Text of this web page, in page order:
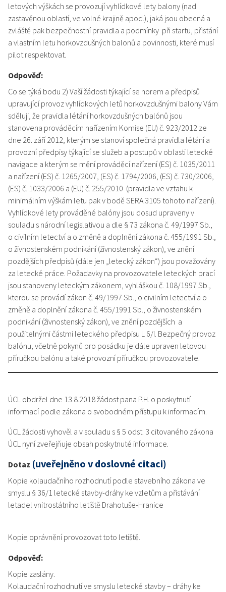
letových výškách se provozují vyhlídkové lety balony (nad
zastavěnou oblastí, ve volné krajině apod.), jaká jsou obecná a
zvláště pak bezpečnostní pravidla a podmínky při startu, přistání
a vlastním letu horkovzdušných balonů a povinnosti, které musí
pilot respektovat.
Odpověď:
Co se týká bodu 2) Vaší žádosti týkající se norem a předpisů
upravující provoz vyhlídkových letů horkovzdušnými balony Vám
sděluji, že pravidla létání horkovzdušných balónů jsou
stanovena prováděcím nařízením Komise (EU) č. 923/2012 ze
dne 26. září 2012, kterým se stanoví společná pravidla létání a
provozní předpisy týkající se služeb a postupů v oblasti letecké
navigace a kterým se mění prováděcí nařízení (ES) č. 1035/2011
a nařízení (ES) č. 1265/2007, (ES) č. 1794/2006, (ES) č. 730/2006,
(ES) č. 1033/2006 a (EU) č. 255/2010 (pravidla ve vztahu k
minimálním výškám letu pak v bodě SERA.3105 tohoto nařízení).
Vyhlídkové lety prováděné balóny jsou dosud upraveny v
souladu s národní legislativou a dle § 73 zákona č. 49/1997 Sb.,
o civilním letectví a o změně a doplnění zákona č. 455/1991 Sb.,
o živnostenském podnikání (živnostenský zákon), ve znění
pozdějších předpisů (dále jen „letecký zákon“) jsou považovány
za letecké práce. Požadavky na provozovatele leteckých prací
jsou stanoveny leteckým zákonem, vyhláškou č. 108/1997 Sb.,
kterou se provádí zákon č. 49/1997 Sb., o civilním letectví a o
změně a doplnění zákona č. 455/1991 Sb., o živnostenském
podnikání (živnostenský zákon), ve znění pozdějších a
použitelnými částmi leteckého předpisu L 6/I. Bezpečný provoz
balónu, včetně pokynů pro posádku je dále upraven letovou
příručkou balónu a také provozní příručkou provozovatele.
ÚCL obdržel dne 13.8.2018 žádost pana P.H. o poskytnutí
informací podle zákona o svobodném přístupu k informacím.
ÚCL žádosti vyhověl a v souladu s § 5 odst. 3 citovaného zákona
ÚCL nyní zveřejňuje obsah poskytnuté informace.
Dotaz (uveřejněno v doslovné citaci)
Kopie kolaudačního rozhodnutí podle stavebního zákona ve
smyslu § 36/1 letecké stavby-dráhy ke vzletům a přistávání
letadel vnitrostátního letiště Drahotuše-Hranice
Kopie oprávnění provozovat toto letiště.
Odpověď:
Kopie zaslány.
Kolaudační rozhodnutí ve smyslu letecké stavby – dráhy ke